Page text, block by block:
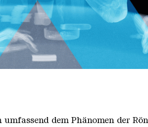
dem Phänomen der